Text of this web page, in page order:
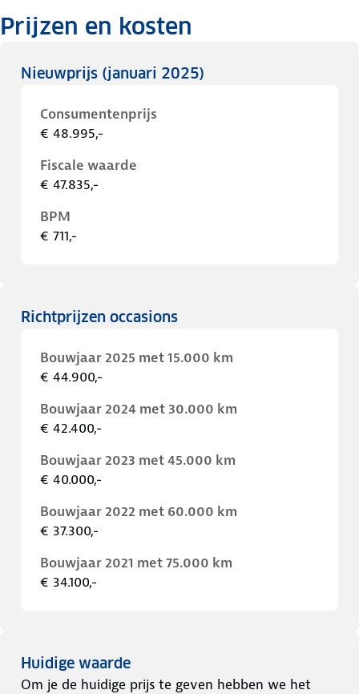
Prijzen en kosten
Nieuwprijs (januari 2025)
Consumentenprijs
€ 48.995,-
Fiscale waarde
€ 47.835,-
BPM
€ 711,-
Richtprijzen occasions
Bouwjaar 2025 met 15.000 km
€ 44.900,-
Bouwjaar 2024 met 30.000 km
€ 42.400,-
Bouwjaar 2023 met 45.000 km
€ 40.000,-
Bouwjaar 2022 met 60.000 km
€ 37.300,-
Bouwjaar 2021 met 75.000 km
€ 34.100,-
Huidige waarde
Om je de huidige prijs te geven hebben we het